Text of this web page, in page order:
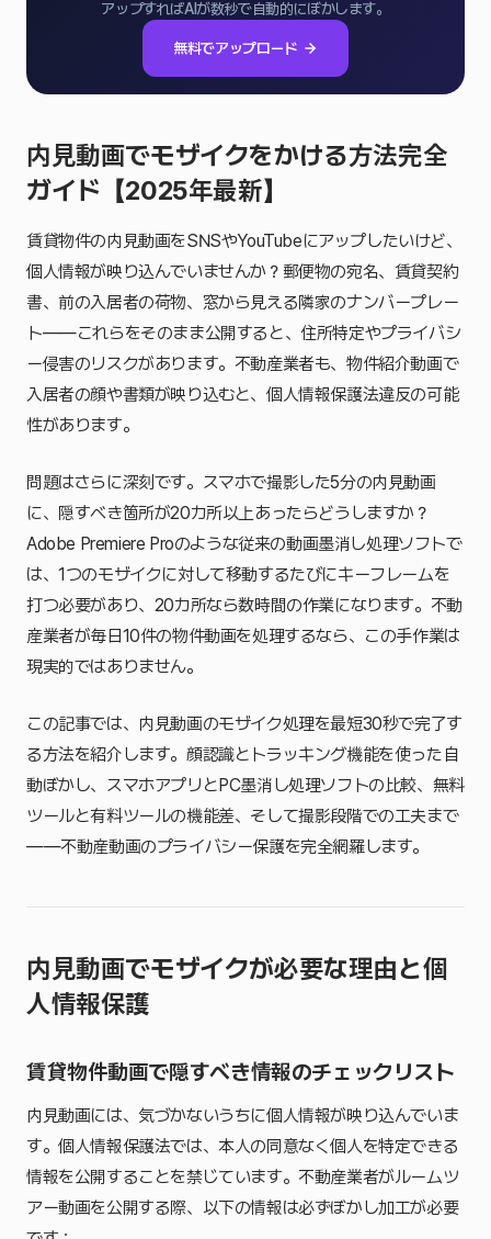
アップすればAIが数秒で自動的にぼかします。
無料でアップロード
内見動画でモザイクをかける方法完全
ガイド【2025年最新】
賃貸物件の内見動画をSNSやYouTubeにアップしたいけど、
個人情報が映り込んでいませんか？郵便物の宛名、賃貸契約
書、前の入居者の荷物、窓から見える隣家のナンバープレー
ト——これらをそのまま公開すると、住所特定やプライバシ
ー侵害のリスクがあります。不動産業者も、物件紹介動画で
入居者の顔や書類が映り込むと、個人情報保護法違反の可能
性があります。
問題はさらに深刻です。スマホで撮影した5分の内見動画
に、隠すべき箇所が20カ所以上あったらどうしますか？
Adobe Premiere Proのような従来の動画墨消し処理ソフトで
は、1つのモザイクに対して移動するたびにキーフレームを
打つ必要があり、20カ所なら数時間の作業になります。不動
産業者が毎日10件の物件動画を処理するなら、この手作業は
現実的ではありません。
この記事では、内見動画のモザイク処理を最短30秒で完了す
る方法を紹介します。顔認識とトラッキング機能を使った自
動ぼかし、スマホアプリとPC墨消し処理ソフトの比較、無料
ツールと有料ツールの機能差、そして撮影段階での工夫まで
——不動産動画のプライバシー保護を完全網羅します。
内見動画でモザイクが必要な理由と個
人情報保護
賃貸物件動画で隠すべき情報のチェックリスト
内見動画には、気づかないうちに個人情報が映り込んでいま
す。個人情報保護法では、本人の同意なく個人を特定できる
情報を公開することを禁じています。不動産業者がルームツ
アー動画を公開する際、以下の情報は必ずぼかし加工が必要